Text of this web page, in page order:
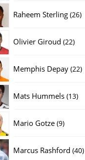
Raheem Sterling 2626
Olivier Giroud 2222
Memphis Depay 2222
Mats Hummels 1313
Mario Gotze 99
Marcus Rashford 4040